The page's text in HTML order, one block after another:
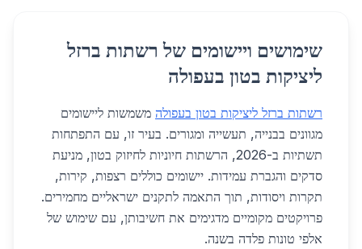
שימושים ויישומים של רשתות ברזל
ליציקות בטון בעפולה
רשתות ברזל ליציקות בטון בעפולה משמשות ליישומים
מגוונים בבנייה, תעשייה ומגורים. בעיר זו, עם התפתחות
תשתיות ב-2026, הרשתות חיוניות לחיזוק בטון, מניעת
סדקים והגברת עמידות. יישומים כוללים רצפות, קירות,
תקרות ויסודות, תוך התאמה לתקנים ישראליים מחמירים.
פרויקטים מקומיים מדגימים את חשיבותן, עם שימוש של
אלפי טונות פלדה בשנה.